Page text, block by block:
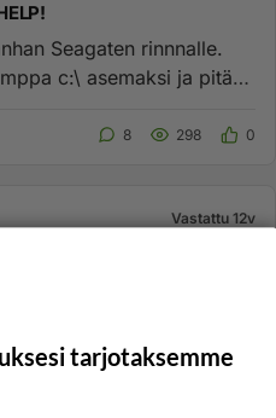
Seagaten rinnnalle.
c:\ asemaksi ja pitää
8 298 0
Vastattu 12v
koneen jossa on SSD-
levyn niin sitä ei pidä
12 1261
tarjotaksemme